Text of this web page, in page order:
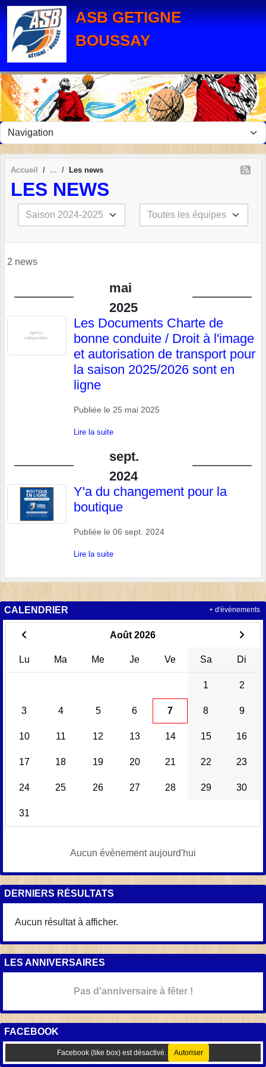
ASB GETIGNE
BOUSSAY
Accueil Les news
LES NEWS
2 news
mai
2025
Les Documents Charte de
bonne conduite / Droit à l'image
et autorisation de transport pour
la saison 2025/2026 sont en
ligne
Publiée le 25 mai 2025
Lire la suite
sept.
2024
Y'a du changement pour la
boutique
Publiée le 06 sept. 2024
Lire la suite
CALENDRIER
Août 2026
Lu Ma Me Je Ve Sa Di
1 2
3 4 5 6 7 8 9
10 11 12 13 14 15 16
17 18 19 20 21 22 23
24 25 26 27 28 29 30
31
Aucun évènement aujourd'hui
+ d'évènements
DERNIERS RÉSULTATS
Aucun résultat à afficher.
LES ANNIVERSAIRES
Pas d'anniversaire à fêter !
FACEBOOK
Facebook (like box) est désactivé. Autoriser
Panneau de gestion des cookies